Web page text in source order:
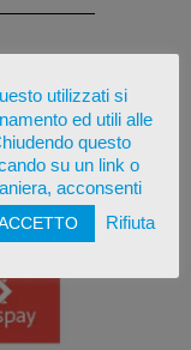
utilizzati si
ed utili alle
questo
su un link o
acconsenti
Rifiuta